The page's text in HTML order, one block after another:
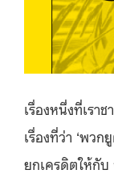
เรื่องหนึ่งที่เรา
เรื่องที่ว่า ‘พว
ยกเครดิตให้กับ